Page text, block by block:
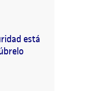
está